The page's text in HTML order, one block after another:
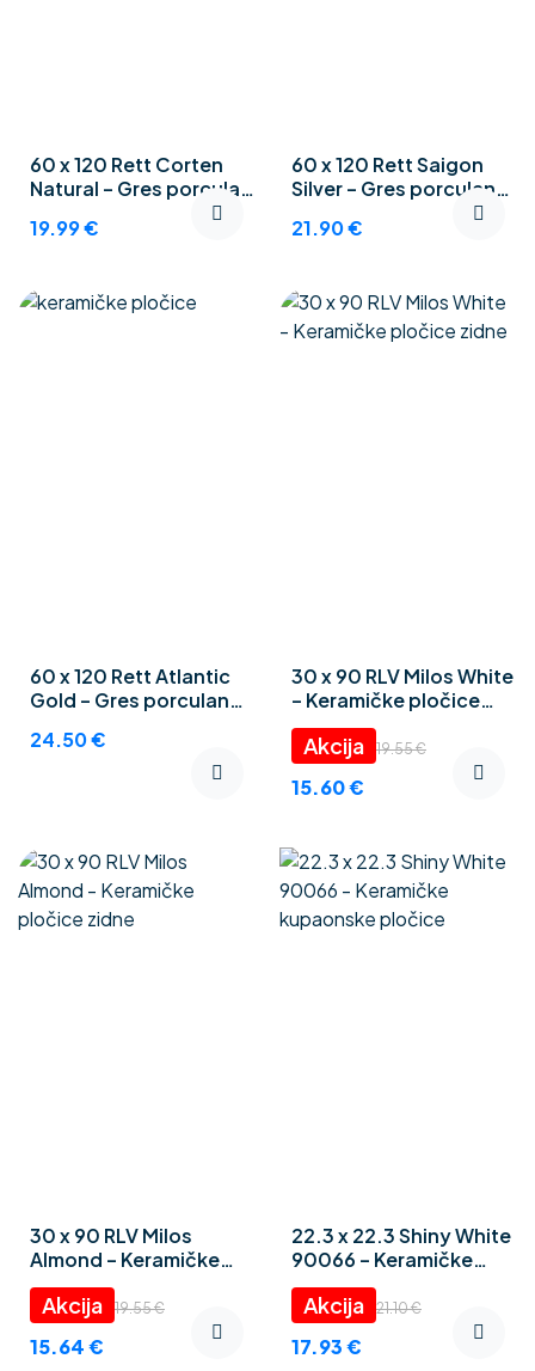
60 x 120 Rett Corten
Natural – Gres porculan
19.99€
60 x 120 Rett Saigon
Silver – Gres porculan
21.90€
60 x 120 Rett Atlantic
Gold – Gres porculan
24.50€
30 x 90 RLV Milos White
– Keramičke pločice
zidne
19.55€
15.60€
30 x 90 RLV Milos
Almond – Keramičke
pločice zidne
19.55€
15.64€
22.3 x 22.3 Shiny White
90066 – Keramičke
kupaonske pločice
21.10€
17.93€